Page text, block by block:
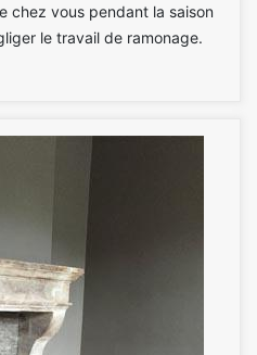
chez vous pendant la saison
le travail de ramonage.